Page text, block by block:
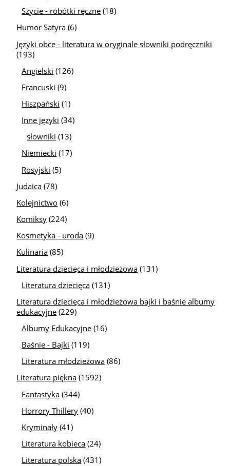
Szycie - robótki ręczne (18)
Humor Satyra (6)
Języki obce - literatura w oryginale słowniki podręczniki
(193)
Angielski (126)
Francuski (9)
Hiszpański (1)
Inne języki (34)
słowniki (13)
Niemiecki (17)
Rosyjski (5)
Judaica (78)
Kolejnictwo (6)
Komiksy (224)
Kosmetyka - uroda (9)
Kulinaria (85)
Literatura dziecięca i młodzieżowa (131)
Literatura dziecięca (131)
Literatura dziecięca i młodzieżowa bajki i baśnie albumy
edukacyjne (229)
Albumy Edukacyjne (16)
Baśnie - Bajki (119)
Literatura młodzieżowa (86)
Literatura piękna (1592)
Fantastyka (344)
Horrory Thillery (40)
Kryminały (41)
Literatura kobieca (24)
Literatura polska (431)